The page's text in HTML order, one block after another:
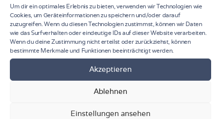
Um dir ein optimales Erlebnis zu bieten, verwenden wir Technologien wie
Cookies, um Geräteinformationen zu speichern und/oder darauf
zuzugreifen. Wenn du diesen Technologien zustimmst, können wir Daten
wie das Surfverhalten oder eindeutige IDs auf dieser Website verarbeiten.
Wenn du deine Zustimmung nicht erteilst oder zurückziehst, können
bestimmte Merkmale und Funktionen beeinträchtigt werden.
Akzeptieren
Ablehnen
Einstellungen ansehen
FOLLOW ME